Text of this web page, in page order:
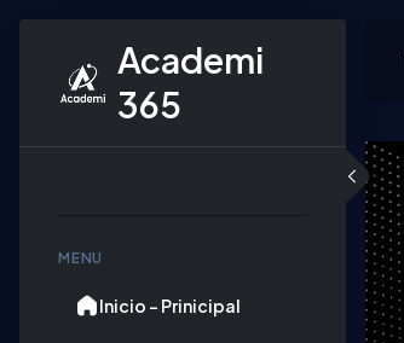
Skip to content
Academi
365
MENU
Inicio - Prinicipal